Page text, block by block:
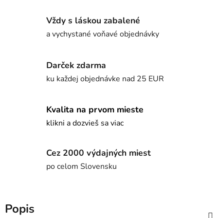
Vždy s láskou zabalené
a vychystané voňavé objednávky
Darček zdarma
ku každej objednávke nad 25 EUR
Kvalita na prvom mieste
klikni a dozvieš sa viac
Cez 2000 výdajných miest
po celom Slovensku
Popis